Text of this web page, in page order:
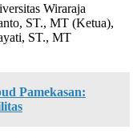
Wiraraja
ST., MT (Ketua),
ST., MT
Pamekasan: